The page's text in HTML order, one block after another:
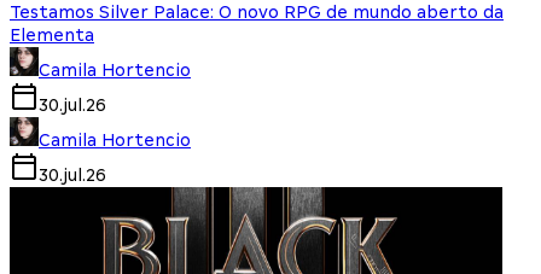
Testamos Silver Palace: O novo RPG de mundo aberto da
Elementa
Camila Hortencio
30.jul.26
Camila Hortencio
30.jul.26